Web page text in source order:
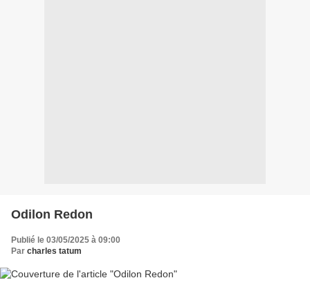
Odilon Redon
Publié le 03/05/2025 à 09:00
Par charles tatum